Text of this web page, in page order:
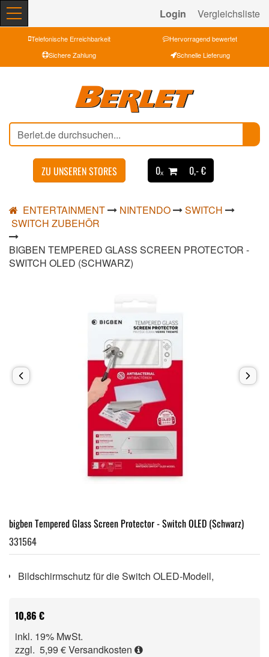
Login Vergleichsliste
Telefonische Erreichbarkeit
Hervorragend bewertet
Sichere Zahlung
Schnelle Lieferung
ZU UNSEREN STORES 0ₓ 0,- €
ENTERTAINMENT NINTENDO
SWITCH
SWITCH ZUBEHÖR
BIGBEN TEMPERED GLASS SCREEN PROTECTOR -
SWITCH OLED (SCHWARZ)
bigben Tempered Glass Screen Protector - Switch OLED (Schwarz)
331564
Bildschirmschutz für die Switch OLED-Modell,
10,86 €
inkl. 19% MwSt.
zzgl. 5,99 €Versandkosten